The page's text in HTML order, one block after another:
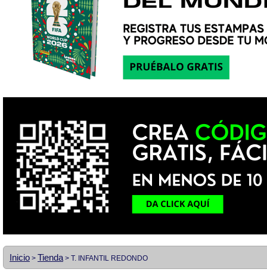
Inicio > Tienda > T. INFANTIL REDONDO